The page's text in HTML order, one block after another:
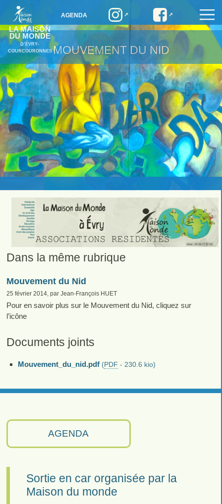
LA MAISON
DU MONDE
D’ÉVRY-
COURCOURONNES
AGENDA
MOUVEMENT DU NID
AGENDA
Sortie en car organisée par la
Maison du monde
Dans la même rubrique
Mouvement du Nid
25 février 2014, par Jean-François HUET
Pour en savoir plus sur le Mouvement du Nid, cliquez sur
l’icône
Documents joints
Mouvement_du_nid.pdf (PDF - 230.6 kio)